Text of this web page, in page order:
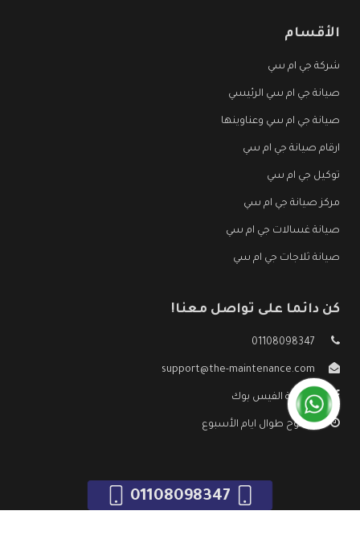
الأقسام
شركة جي ام سي
صيانة جي ام سي الرئيسي
صيانة جي ام سي وعناوينها
ارقام صيانة جي ام سي
توكيل جي ام سي
مركز صيانة جي ام سي
صيانة غسالات جي ام سي
صيانة ثلاجات جي ام سي
كن دائما على تواصل معنا!
01108098347
support@the-maintenance.com
صفحة الفيس بوك
مفتوح طوال ايام الأسبوع
01108098347